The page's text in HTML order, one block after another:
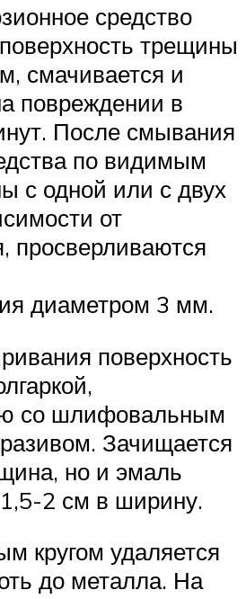
средство
трещины
смачивается и
повреждении в
После смывания
по видимым
с одной или с двух
от
просверливаются
диаметром 3 мм.
поверхность
со шлифовальным
Зачищается
но и эмаль
1,5-2 см в ширину.
кругом удаляется
до металла. На